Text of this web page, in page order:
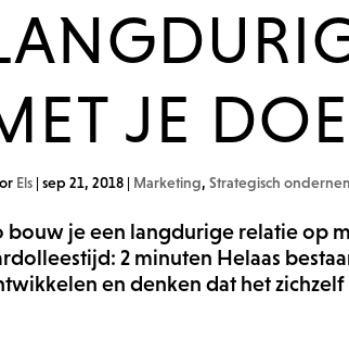
JE
Els |sep 21, 2018 | Marketing,Strategisch
bouw je een langdurige relatie op
2 minuten Helaas
en denken dat het